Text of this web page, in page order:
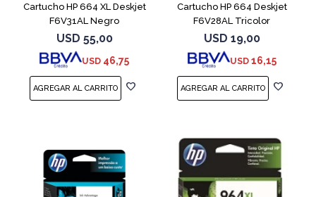
Cartucho HP 664 XL Deskjet
F6V31AL Negro
USD 55,00
USD 46,75
Cartucho HP 664 Deskjet
F6V28AL Tricolor
USD 19,00
USD 16,15